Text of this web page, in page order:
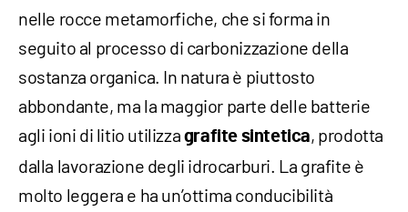
nelle rocce metamorfiche, che si forma in
seguito al processo di carbonizzazione della
sostanza organica. In natura è piuttosto
abbondante, ma la maggior parte delle batterie
agli ioni di litio utilizza grafite sintetica, prodotta
dalla lavorazione degli idrocarburi. La grafite è
molto leggera e ha un’ottima conducibilità